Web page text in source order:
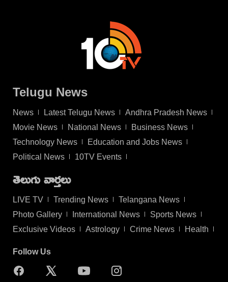
Telugu News
News Latest Telugu News
Andhra Pradesh News
Movie News
National News
Business News
Technology News
Education and Jobs News
Political News
10TV Events
తెలుగు వార్తలు
LIVE TV Trending News
Telangana News
Photo Gallery
International News
Sports News
Exclusive Videos
Astrology Crime News Health
Follow Us